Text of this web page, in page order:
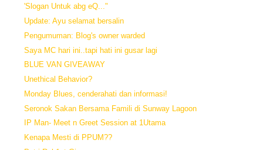
'Slogan Untuk abg eQ..."
Update: Ayu selamat bersalin
Pengumuman: Blog's owner warded
Saya MC hari ini..tapi hati ini gusar lagi
BLUE VAN GIVEAWAY
Unethical Behavior?
Monday Blues, cenderahati dan informasi!
Seronok Sakan Bersama Famili di Sunway Lagoon
IP Man- Meet n Greet Session at 1Utama
Kenapa Mesti di PPUM??